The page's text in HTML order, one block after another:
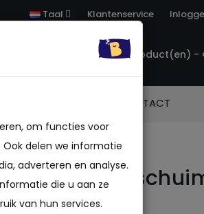
Taal Klantenservice
0 product(en) -
CONTACT
-
om functies voor
delen we informatie
adverteren en analyse.
die u aan ze
van hun services.